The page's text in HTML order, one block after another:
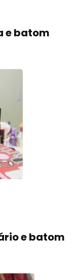
e batom
e batom